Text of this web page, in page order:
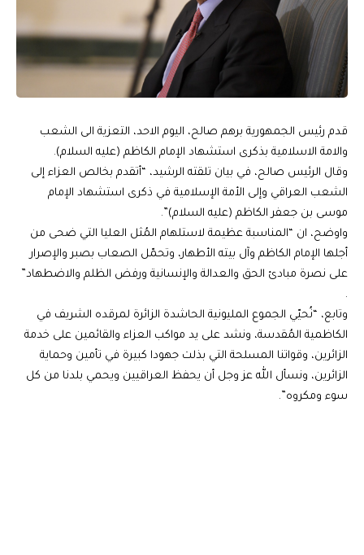
قدم رئيس الجمهورية برهم صالح، اليوم الاحد، التعزية الى الشعب
والامة الاسلامية بذكرى استشهاد الإمام الكاظم (عليه السلام).
وقال الرئيس صالح، في بيان تلقته الرشيد، “أتقدم بخالص العزاء إلى
الشعب العراقي وإلى الأمة الإسلامية في ذكرى استشهاد الإمام
موسى بن جعفر الكاظم (عليه السلام)”.
واوضح، ان “المناسبة عظيمة لاستلهام المُثل العليا التي ضحى من
أجلها الإمام الكاظم وآل بيته الأطهار، وتحمّل الصعاب بصبر والإصرار
على نصرة مبادئ الحق والعدالة والإنسانية ورفض الظلم والاضطهاد”
.
وتابع، “نُحيّي الجموع المليونية الحاشدة الزائرة لمرقده الشريف في
الكاظمية المُقدسة، ونشد على يد مواكب العزاء والقائمين على خدمة
الزائرين، وقواتنا المسلحة التي بذلت جهودا كبيرة في تأمين وحماية
الزائرين، ونسأل الله عز وجل أن يحفظ العراقيين ويحمي بلدنا من كل
سوء ومكروه”.